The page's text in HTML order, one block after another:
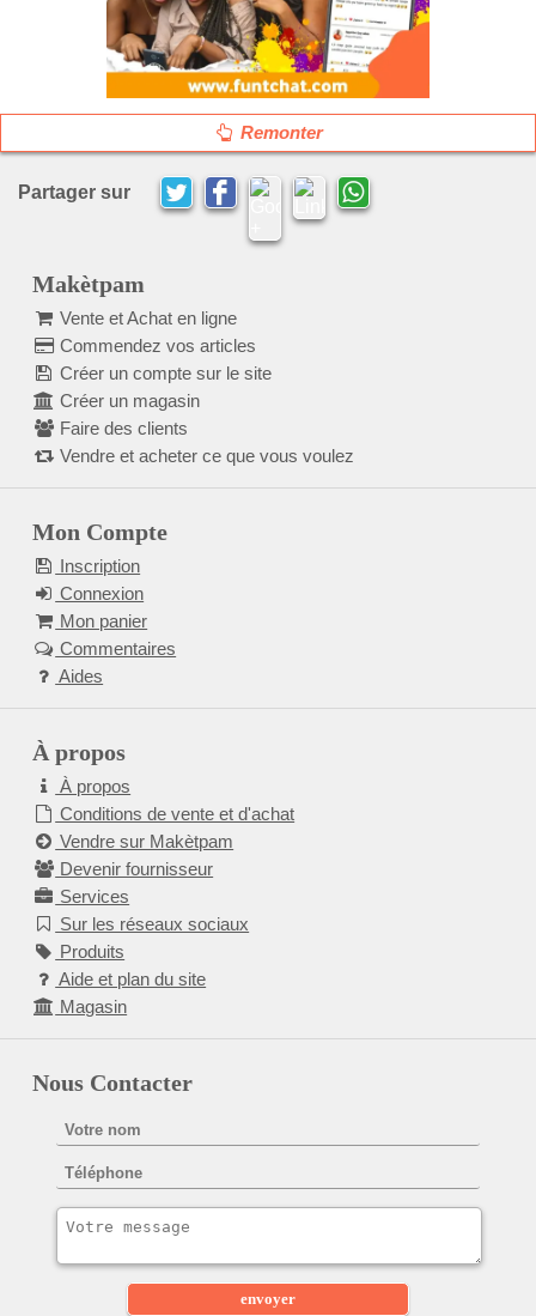
Remonter
Partager sur
Makètpam
Vente et Achat en ligne
Commendez vos articles
Créer un compte sur le site
Créer un magasin
Faire des clients
Vendre et acheter ce que vous voulez
Mon Compte
Inscription
Connexion
Mon panier
Commentaires
Aides
À propos
À propos
Conditions de vente et d'achat
Vendre sur Makètpam
Devenir fournisseur
Services
Sur les réseaux sociaux
Produits
Aide et plan du site
Magasin
Nous Contacter